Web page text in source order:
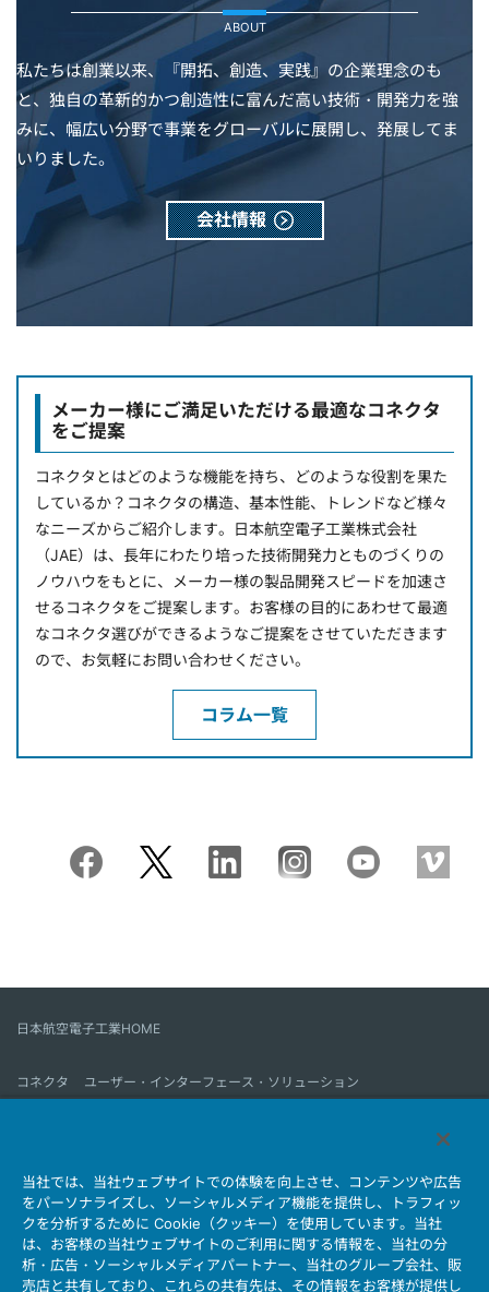
ABOUT
私たちは創業以来、『開拓、創造、実践』の企業理念のも
と、独自の革新的かつ創造性に富んだ高い技術・開発力を強
みに、幅広い分野で事業をグローバルに展開し、発展してま
いりました。
会社情報
メーカー様にご満足いただける最適なコネクタ
をご提案
コネクタとはどのような機能を持ち、どのような役割を果た
しているか？コネクタの構造、基本性能、トレンドなど様々
なニーズからご紹介します。日本航空電子工業株式会社
（JAE）は、長年にわたり培った技術開発力とものづくりの
ノウハウをもとに、メーカー様の製品開発スピードを加速さ
せるコネクタをご提案します。お客様の目的にあわせて最適
なコネクタ選びができるようなご提案をさせていただきます
ので、お気軽にお問い合わせください。
コラム一覧
日本航空電子工業HOME
コネクタ
ユーザー・インターフェース・ソリューション
会社情報 サステナビリティ IR情報 採用情報
会社情報新着一覧
製品情報新着一覧
サイトマップ お問い合わせ
当社では、当社ウェブサイトでの体験を向上させ、コンテンツや広告
をパーソナライズし、ソーシャルメディア機能を提供し、トラフィッ
クを分析するために Cookie（クッキー）を使用しています。当社
は、お客様の当社ウェブサイトのご利用に関する情報を、当社の分
析・広告・ソーシャルメディアパートナー、当社のグループ会社、販
売店と共有しており、これらの共有先は、その情報をお客様が提供し